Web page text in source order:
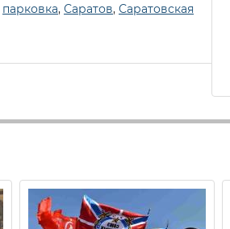
парковка, Саратов, Саратовская